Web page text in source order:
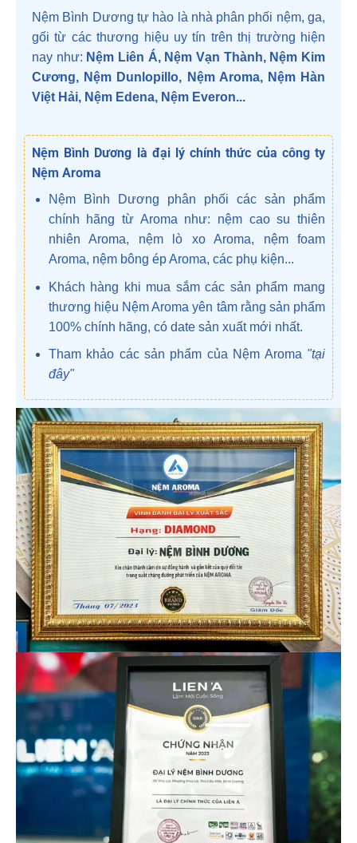
Nệm Bình Dương tự hào là nhà phân phối nệm, ga,
gối từ các thương hiệu uy tín trên thị trường hiện
nay như: Nệm Liên Á, Nệm Vạn Thành, Nệm Kim
Cương, Nệm Dunlopillo, Nệm Aroma, Nệm Hàn
Việt Hải, Nệm Edena, Nệm Everon...
Nệm Bình Dương là đại lý chính thức của công ty
Nệm Aroma
Nệm Bình Dương phân phối các sản phẩm
chính hãng từ Aroma như: nệm cao su thiên
nhiên Aroma, nệm lò xo Aroma, nệm foam
Aroma, nệm bông ép Aroma, các phụ kiện...
Khách hàng khi mua sắm các sản phẩm mang
thương hiệu Nệm Aroma yên tâm rằng sản phẩm
100% chính hãng, có date sản xuất mới nhất.
Tham khảo các sản phẩm của Nệm Aroma "tại
đây"